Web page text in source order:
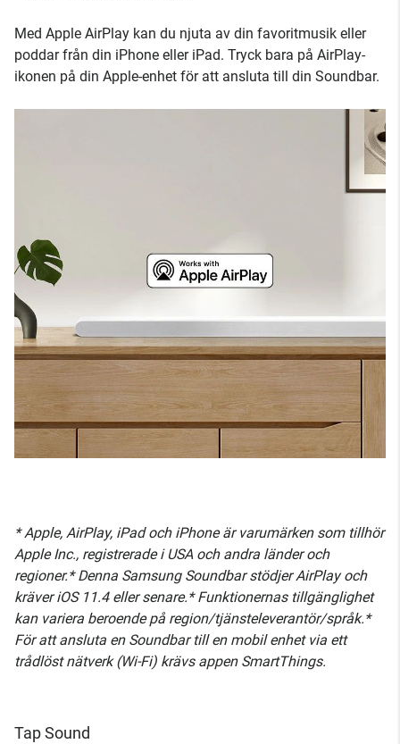
Med Apple AirPlay kan du njuta av din favoritmusik eller
poddar från din iPhone eller iPad. Tryck bara på AirPlay-
ikonen på din Apple-enhet för att ansluta till din Soundbar.
* Apple, AirPlay, iPad och iPhone är varumärken som tillhör
Apple Inc., registrerade i USA och andra länder och
regioner.* Denna Samsung Soundbar stödjer AirPlay och
kräver iOS 11.4 eller senare.* Funktionernas tillgänglighet
kan variera beroende på region/tjänsteleverantör/språk.*
För att ansluta en Soundbar till en mobil enhet via ett
trådlöst nätverk (Wi-Fi) krävs appen SmartThings.
Tap Sound